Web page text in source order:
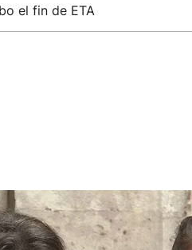
el fin de ETA